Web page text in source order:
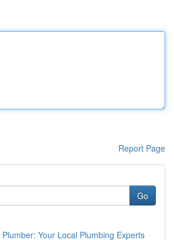
Report Page
Go
Your Local Plumbing Experts